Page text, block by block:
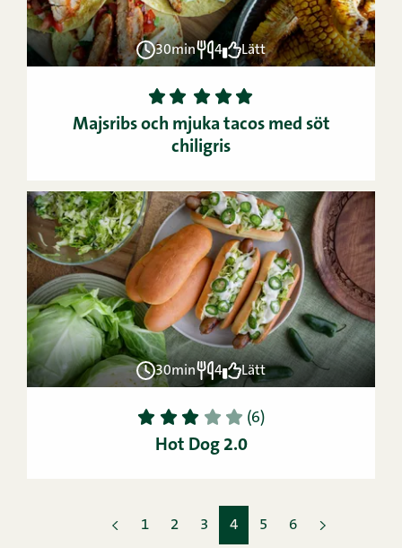
30min 4 Lätt
1 2 3 4
5
Majsribs och mjuka tacos med söt
chiligris
30min 4 Lätt
1 2 3 4 5 (6)
Hot Dog 2.0
1 2 3 4 5 6